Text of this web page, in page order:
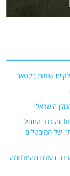
שיחות בקטאר
הישראלי
וזה כבר התחיל
של המובטלים
הרבה בעולם מהמלחמה